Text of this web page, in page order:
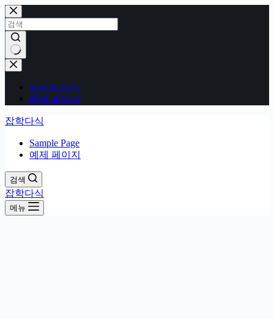
본
문
으
로
건
너
결
Sample Page
예제 페이지
잡학다식
Sample Page
예제 페이지
검색
잡학다식
메뉴